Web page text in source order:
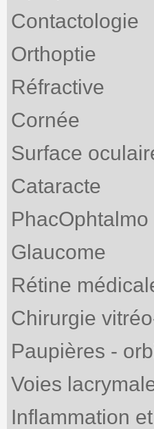
Contactologie
Orthoptie
Réfractive
Cornée
Surface
Cataracte
PhacOphtalmo
Glaucome
Rétine
Chirurgie
Paupières -
Voies
Inflammation